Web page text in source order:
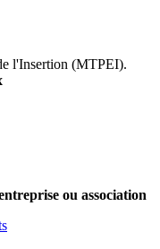
l'Insertion (MTPEI).
ou association